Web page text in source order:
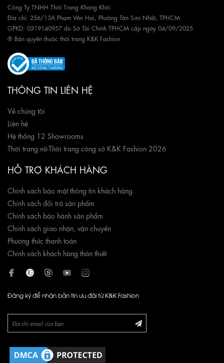
Công Ty TNHH Thời Trang Khang Khôi
Địa chỉ: 256/13A Phạm Văn Hai, Phường Tân Sơn Nhất, TPHCM
GPKD: 0319140957 do Sở Tài Chính TPHCM cấp ngày 04/09/2025
® Bản quyền thuộc thời trang K&K Fashion
THÔNG TIN LIÊN HỆ
Về chúng tôi
Liên hệ
Hệ thống 12 Showrooms
Thời trang nữ-Thời trang công sở K&K Fashion 2026
HỖ TRỢ KHÁCH HÀNG
Chính sách bảo mật thông tin khách hàng
Chính sách đổi trả sản phẩm
Chính sách bảo hành sản phẩm
Chính sách giao nhận, vận chuyển
Phương thức thanh toán
Chính sách khách hàng thân thiết
Đăng ký để nhận bản tin ưu đãi từ K&K Fashion